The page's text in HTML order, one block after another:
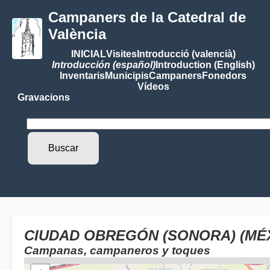
Campaners de la Catedral de
València
INICIALVisitesIntroducció (valencià)
Introducción (español)Introduction (English)
InventarisMunicipisCampanersFonedors
Vídeos
Gravacions
CIUDAD OBREGÓN (SONORA)
Campanas, campaneros y toques